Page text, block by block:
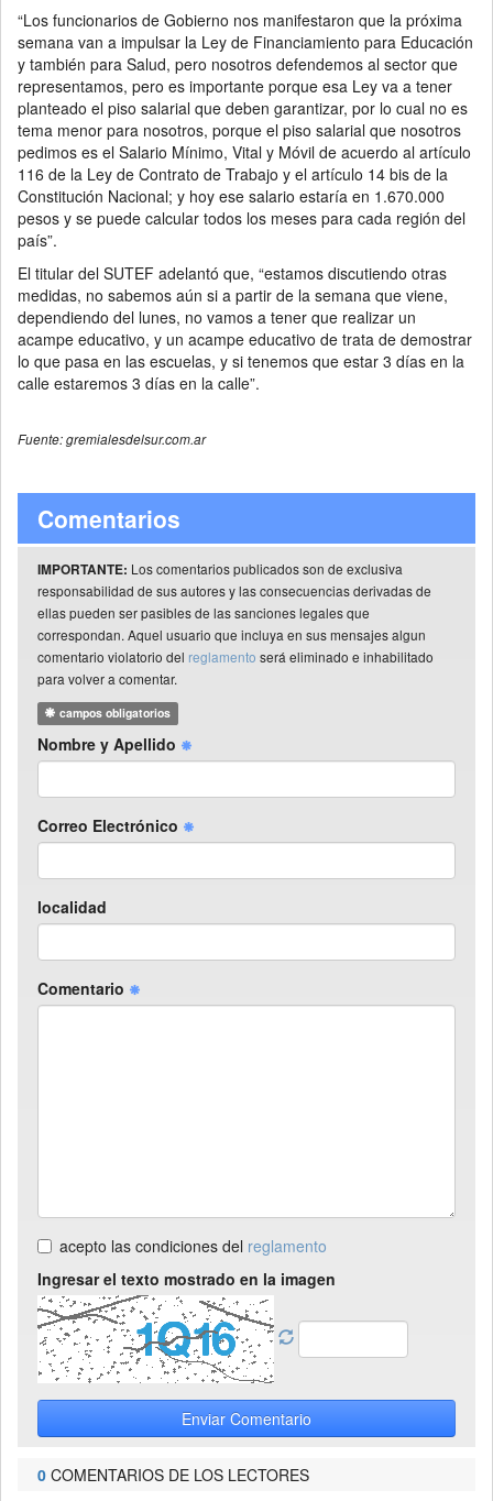
“Los funcionarios de Gobierno nos manifestaron que la próxima
semana van a impulsar la Ley de Financiamiento para Educación
y también para Salud, pero nosotros defendemos al sector que
representamos, pero es importante porque esa Ley va a tener
planteado el piso salarial que deben garantizar, por lo cual no es
tema menor para nosotros, porque el piso salarial que nosotros
pedimos es el Salario Mínimo, Vital y Móvil de acuerdo al artículo
116 de la Ley de Contrato de Trabajo y el artículo 14 bis de la
Constitución Nacional; y hoy ese salario estaría en 1.670.000
pesos y se puede calcular todos los meses para cada región del
país”.
El titular del SUTEF adelantó que, “estamos discutiendo otras
medidas, no sabemos aún si a partir de la semana que viene,
dependiendo del lunes, no vamos a tener que realizar un
acampe educativo, y un acampe educativo de trata de demostrar
lo que pasa en las escuelas, y si tenemos que estar 3 días en la
calle estaremos 3 días en la calle”.
Fuente: gremialesdelsur.com.ar
Comentarios
IMPORTANTE: Los comentarios publicados son de exclusiva
responsabilidad de sus autores y las consecuencias derivadas de
ellas pueden ser pasibles de las sanciones legales que
correspondan. Aquel usuario que incluya en sus mensajes algun
comentario violatorio del reglamento será eliminado e inhabilitado
para volver a comentar.
campos obligatorios
Nombre y Apellido
Correo Electrónico
localidad
Comentario
acepto las condiciones del reglamento
Ingresar el texto mostrado en la imagen
Enviar Comentario
0 COMENTARIOS DE LOS LECTORES